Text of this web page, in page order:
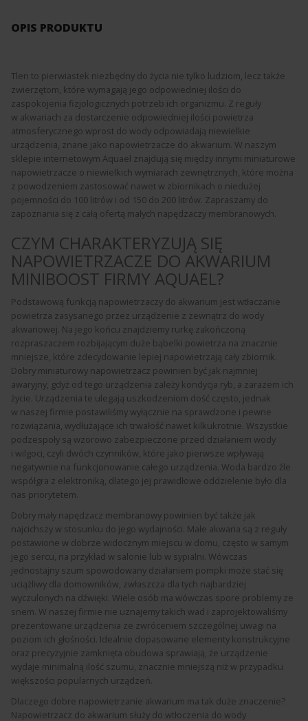
OPIS PRODUKTU
Tlen to pierwiastek niezbędny do życia nie tylko ludziom, lecz także
zwierzętom, które wymagają jego odpowiedniej ilości do
zaspokojenia fizjologicznych potrzeb ich organizmu. Z reguły
w akwariach za dostarczenie odpowiedniej ilości powietrza
atmosferycznego wprost do wody odpowiadają niewielkie
urządzenia, znane jako napowietrzacze do akwarium. W naszym
sklepie internetowym Aquael znajdują się między innymi miniaturowe
napowietrzacze o niewielkich wymiarach zewnętrznych, które można
z powodzeniem zastosować nawet w zbiornikach o niedużej
pojemności do 100 litrów i od 150 do 200 litrów. Zapraszamy do
zapoznania się z całą ofertą małych napędzaczy membranowych.
CZYM CHARAKTERYZUJĄ SIĘ
NAPOWIETRZACZE DO AKWARIUM
MINIBOOST FIRMY AQUAEL?
Podstawową funkcją napowietrzaczy do akwarium jest wtłaczanie
powietrza zasysanego przez urządzenie z zewnątrz do wody
akwariowej. Na jego końcu znajdziemy rurkę zakończoną
rozpraszaczem rozbijającym duże bąbelki powietrza na znacznie
mniejsze, które zdecydowanie lepiej napowietrzają cały zbiornik.
Dobry miniaturowy napowietrzacz powinien być jak najmniej
awaryjny, gdyż od tego urządzenia zależy kondycja ryb, a zarazem ich
życie. Urządzenia te ulegają uszkodzeniom dość często, jednak
w naszej firmie postawiliśmy wyłącznie na sprawdzone i pewne
rozwiązania, wydłużające ich trwałość nawet kilkukrotnie. Wszystkie
podzespoły są wzorowo zabezpieczone przed działaniem wody
i wilgoci, czyli dwóch czynników, które jako pierwsze wpływają
negatywnie na funkcjonowanie całego urządzenia. Woda bardzo źle
współgra z elektroniką, dlatego jej prawidłowe oddzielenie było dla
nas priorytetem.
Dobry mały napędzacz membranowy powinien być także jak
najcichszy w stosunku do jego wydajności. Małe akwaria są z reguły
postawione w dobrze widocznym miejscu w domu, często w samym
jego sercu, na przykład w salonie lub w sypialni. Wówczas
jednostajny szum spowodowany działaniem pompki może stać się
uciążliwy dla domowników, zwłaszcza dla tych najbardziej
wyczulonych na dźwięki. Wiele osób ma wówczas spore problemy ze
snem. W naszej firmie nie uznajemy takich wad i zaprojektowaliśmy
prezentowane urządzenia ze zwróceniem szczególnej uwagi na
poziom ich głośności. Idealnie dopasowane elementy konstrukcyjne
oraz precyzyjnie zamknięta obudowa sprawiają, że urządzenie
wydaje minimalną ilość szumu, znacznie mniejszą niż w przypadku
większości popularnych urządzeń.
Dlaczego dobre napowietrzanie akwarium ma tak duże znaczenie?
Napowietrzacz do akwarium służy do wtłoczenia do wody